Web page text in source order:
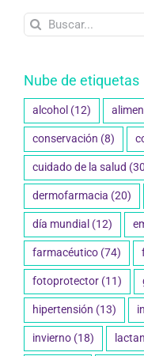
conservación (8)
cuidado de la salud
dermofarmacia(20)
día mundial(12)
farmacéutico(74)
fotoprotector(11)
hipertensión(13)
invierno(18)
mujer(14) niños